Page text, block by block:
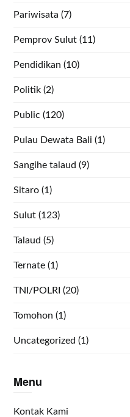
Pariwisata (7)
Pemprov Sulut (11)
Pendidikan (10)
Politik (2)
Public (120)
Pulau Dewata Bali (1)
Sangihe talaud (9)
Sitaro (1)
Sulut (123)
Talaud (5)
Ternate (1)
TNI/POLRI (20)
Tomohon (1)
Uncategorized (1)
Menu
Kontak Kami